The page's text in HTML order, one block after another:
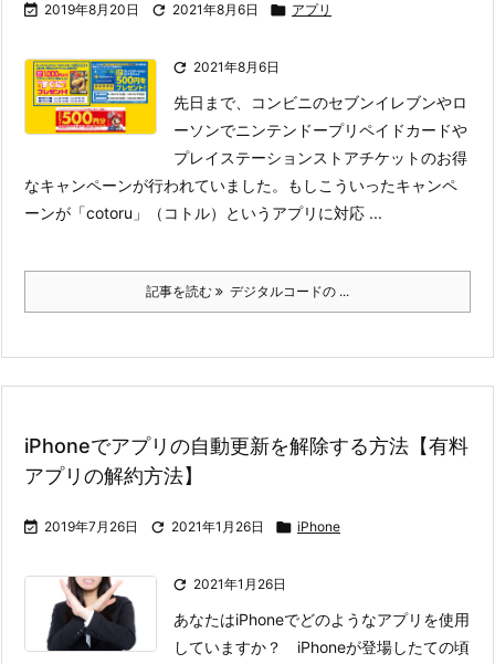
 2019年8月20日  2021年8月6日  アプリ
 2021年8月6日
先日まで、コンビニのセブンイレブンやロ
ーソンでニンテンドープリペイドカードや
プレイステーションストアチケットのお得
なキャンペーンが行われていました。
もしこういったキャンペ
ーンが「cotoru」（コトル）というアプリに対応 ...
記事を読む デジタルコードの ...
iPhoneでアプリの自動更新を解除する方法【有料
アプリの解約方法】
 2019年7月26日  2021年1月26日  iPhone
 2021年1月26日
あなたはiPhoneでどのようなアプリを使用
していますか？ iPhoneが登場したての頃